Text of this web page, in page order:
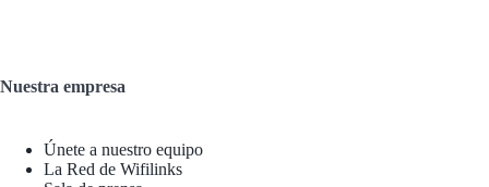
Nuestra empresa
Únete a nuestro equipo
La Red de Wifilinks